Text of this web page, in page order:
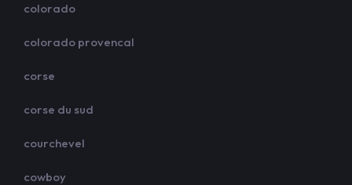
colorado
colorado provencal
corse
corse du sud
courchevel
cowboy